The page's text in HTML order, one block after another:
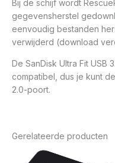
Bij de schijf wordt
gegevensherstel
eenvoudig bestanden
verwijderd (download
De SanDisk Ultra Fit USB
compatibel, dus je kunt
2.0-poort.
Gerelateerde producten